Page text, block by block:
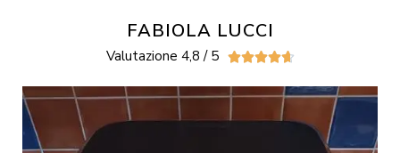
FABIOLA LUCCI
Valutazione 4,8 / 5 